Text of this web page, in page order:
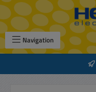
Zum Hauptinhalt springen
Navigation